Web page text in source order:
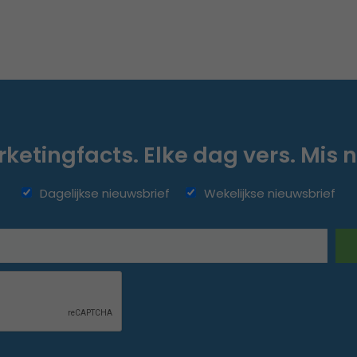
Elke dag vers. Mis
Dagelijkse nieuwsbrief Wekelijkse nieuwsbrief